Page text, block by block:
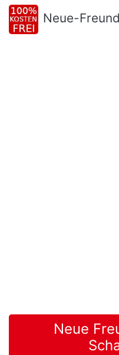
Neue-
Neue